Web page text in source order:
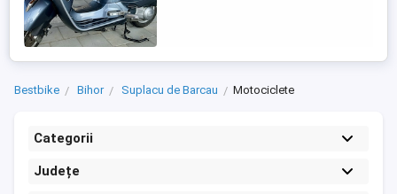
Bestbike Bihor Suplacu de Barcau Motociclete
Categorii
Județe